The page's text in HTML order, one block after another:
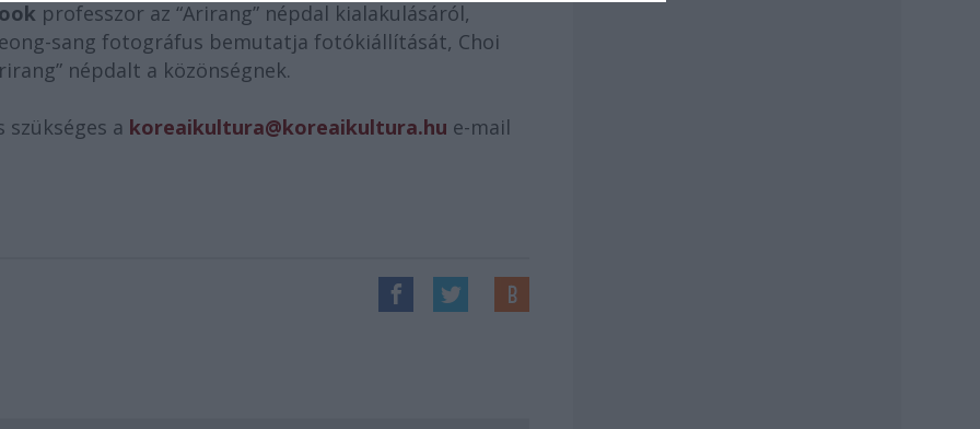
professzor az “Arirang” népdal kialakulásáról,
sang fotográfus bemutatja fotókiállítását, Choi
népdalt a közönségnek.
szükséges a koreaikultura@koreaikultura.hu e-mail